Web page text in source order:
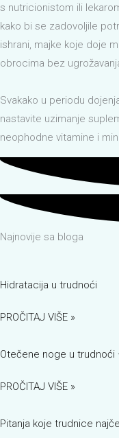
s nutricionistom ili
kako bi se zadovoljile
ishrani, majke koje doje
obrocima bez
Svakako u periodu
nastavite uzimanje
neophodne vitamine i
Najnovije sa bloga
Hidratacija u trudnoći
PROČITAJ VIŠE »
Otečene noge u
PROČITAJ VIŠE »
Pitanja koje trudnice